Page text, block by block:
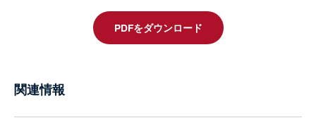
PDFをダウンロード
関連情報